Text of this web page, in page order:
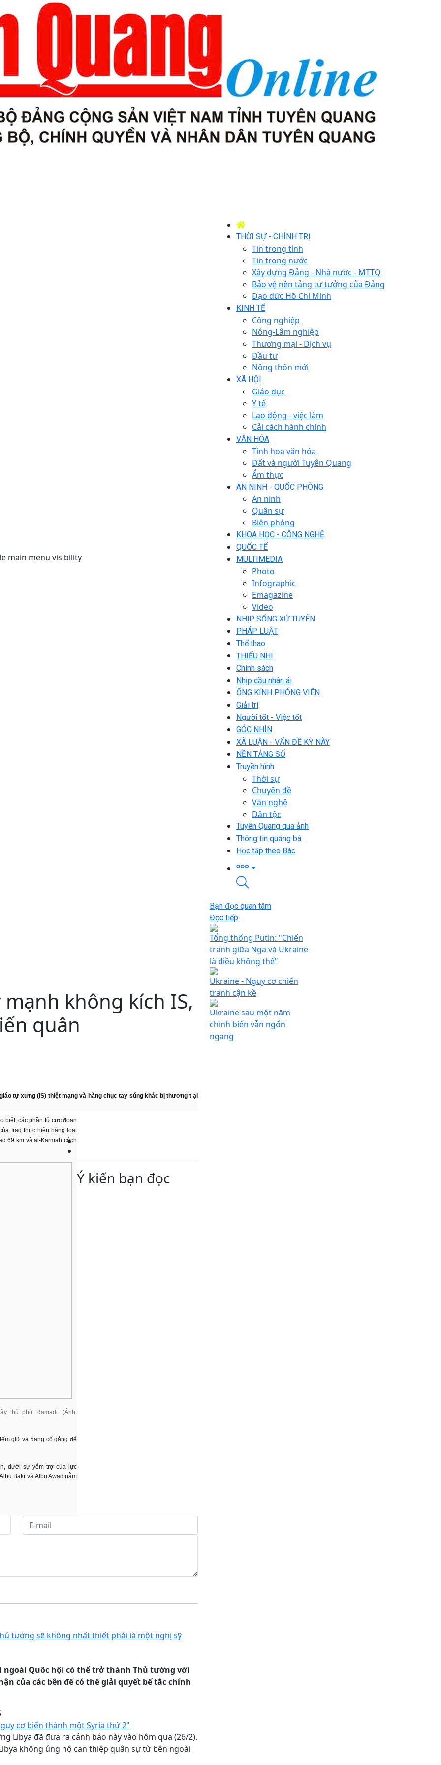
main menu visibility
THỜI SỰ - CHÍNH TRỊ
Tin trong tỉnh
Tin trong nước
Xây dựng Đảng - Nhà nước - MTTQ
Bảo vệ nền tảng tư tưởng của Đảng
Đạo đức Hồ Chí Minh
KINH TẾ
Công nghiệp
Nông-Lâm nghiệp
Thương mại - Dịch vụ
Đầu tư
Nông thôn mới
XÃ HỘI
Giáo dục
Y tế
Lao động - việc làm
Cải cách hành chính
VĂN HÓA
Tinh hoa văn hóa
Đất và người Tuyên Quang
Ẩm thực
AN NINH - QUỐC PHÒNG
An ninh
Quân sự
Biên phòng
KHOA HỌC - CÔNG NGHỆ
QUỐC TẾ
MULTIMEDIA
Photo
Infographic
Emagazine
Video
NHỊP SỐNG XỨ TUYÊN
PHÁP LUẬT
Thể thao
THIẾU NHI
Chính sách
Nhịp cầu nhân ái
ỐNG KÍNH PHÓNG VIÊN
Giải trí
Người tốt - Việc tốt
GÓC NHÌN
XÃ LUẬN - VẤN ĐỀ KỲ NÀY
NỀN TẢNG SỐ
Truyền hình
Thời sự
Chuyên đề
Văn nghệ
Dân tộc
Tuyên Quang qua ảnh
Thông tin quảng bá
Học tập theo Bác
không kích IS,
quân
tự xưng (IS) thiệt mạng và hàng chục tay súng khác bị thương t ại
biết, các phần tử cực đoan
Iraq thực hiện hàng loạt
69 km và al-Karmah cách
thủ phủ Ramadi. (Ảnh:
giữ và đang cố gắng để
dưới sự yểm trợ của lực
Bakr và Albu Awad nằm
Ý kiến bạn đọc
tướng sẽ không nhất thiết phải là một nghị sỹ
ngoài Quốc hội có thể trở thành Thủ tướng với
của các bên để có thể giải quyết bế tắc chính
cơ biến thành một Syria thứ 2"
Libya đã đưa ra cảnh báo này vào hôm qua (26/2).
không ủng hộ can thiệp quân sự từ bên ngoài
Bạn đọc quan tâm
Đọc tiếp
Tổng thống Putin: "Chiến
tranh giữa Nga và Ukraine
là điều không thể"
Ukraine - Nguy cơ chiến
tranh cận kề
Ukraine sau một năm
chính biến vẫn ngổn
ngang